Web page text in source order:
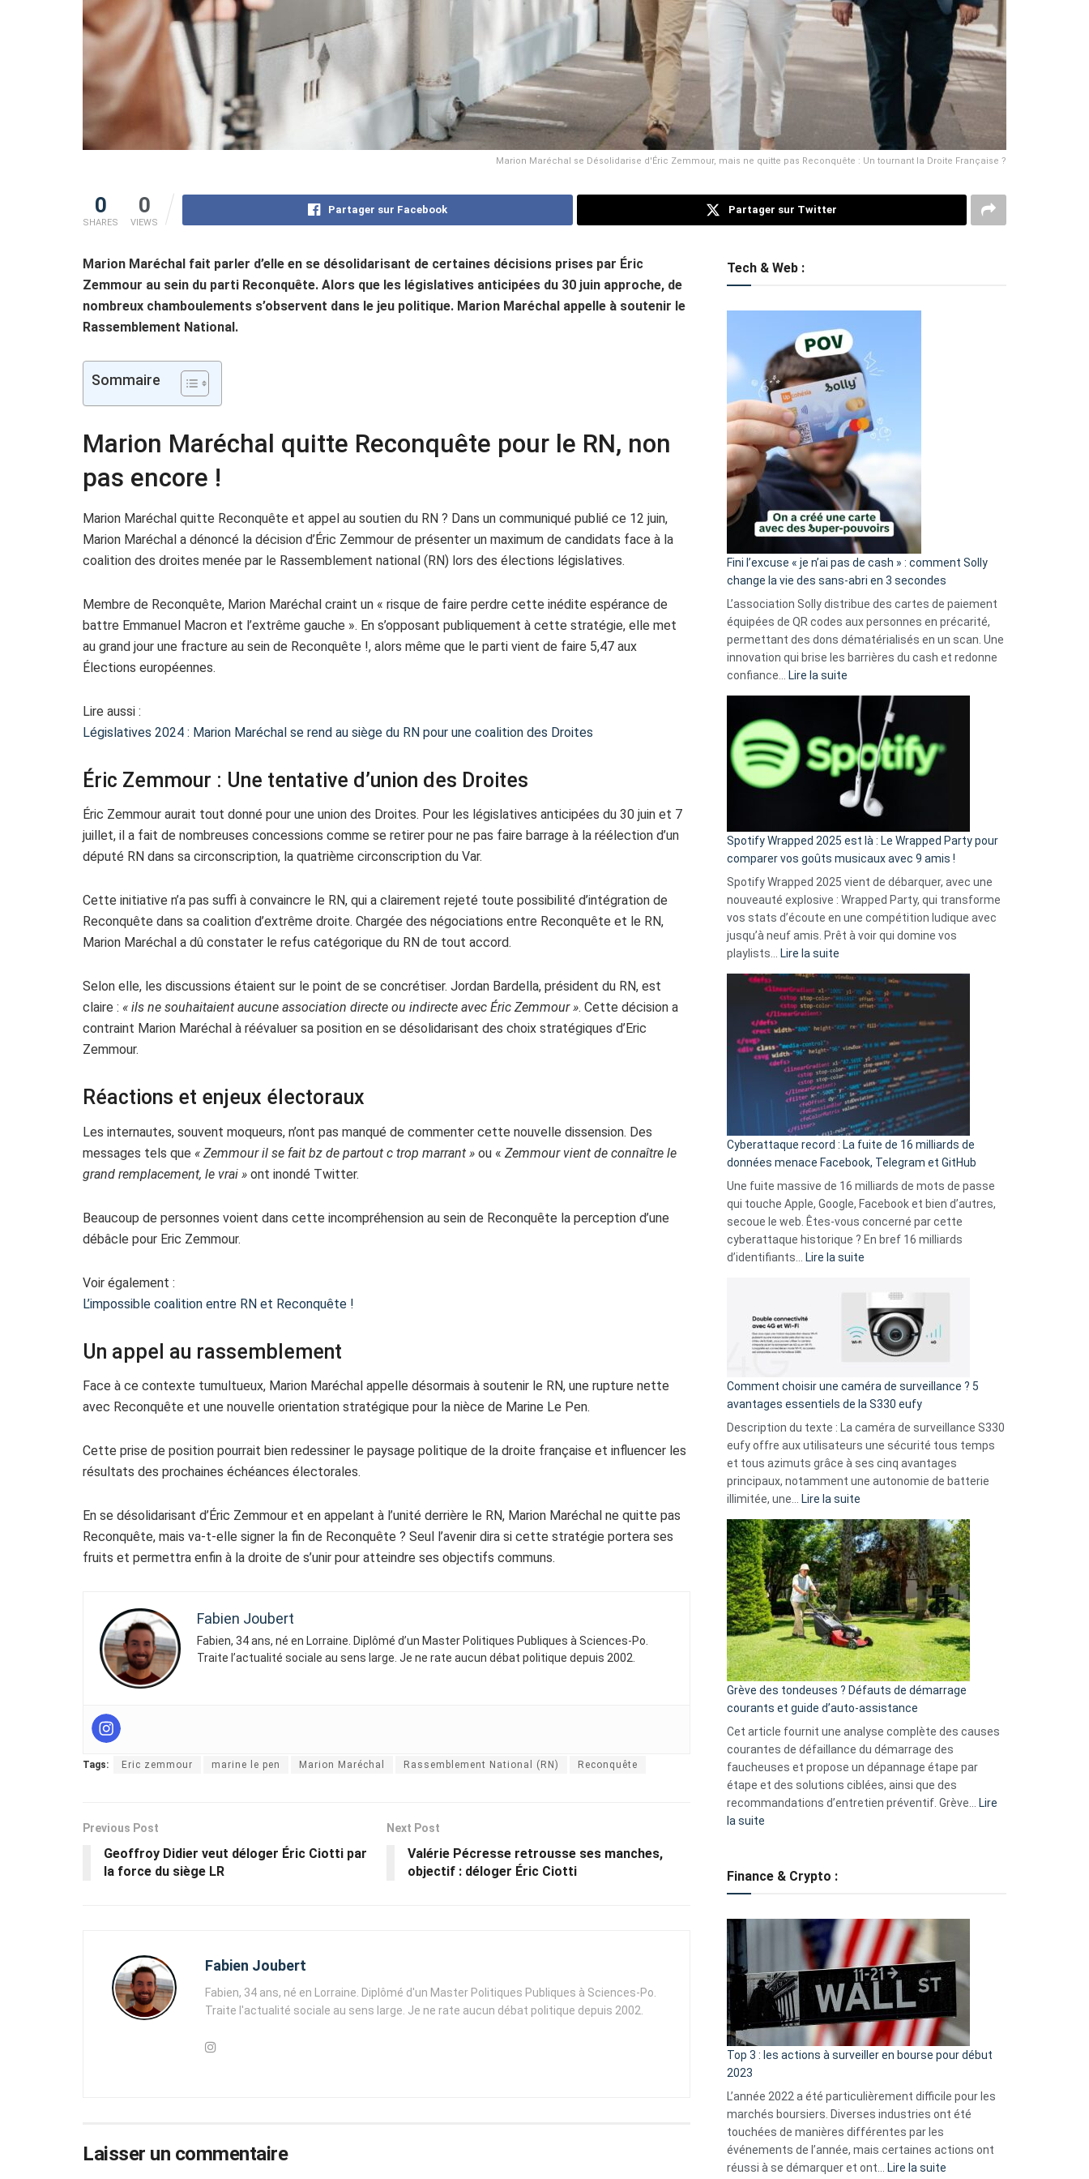
Marion Maréchal se Désolidarise d'Éric Zemmour, mais ne quitte pas Reconquête : Un tournant la Droite Française ?
0
SHARES
0
VIEWS
Partager sur Facebook Partager sur Twitter
Marion Maréchal fait parler d’elle en se désolidarisant de certaines décisions prises par Éric
Zemmour au sein du parti Reconquête. Alors que les législatives anticipées du 30 juin approche, de
nombreux chamboulements s’observent dans le jeu politique. Marion Maréchal appelle à soutenir le
Rassemblement National.
Sommaire
Marion Maréchal quitte Reconquête pour le RN, non
pas encore !
Marion Maréchal quitte Reconquête et appel au soutien du RN ? Dans un communiqué publié ce 12 juin,
Marion Maréchal a dénoncé la décision d’Éric Zemmour de présenter un maximum de candidats face à la
coalition des droites menée par le Rassemblement national (RN) lors des élections législatives.
Membre de Reconquête, Marion Maréchal craint un « risque de faire perdre cette inédite espérance de
battre Emmanuel Macron et l’extrême gauche ». En s’opposant publiquement à cette stratégie, elle met
au grand jour une fracture au sein de Reconquête !, alors même que le parti vient de faire 5,47 aux
Élections européennes.
Lire aussi :
Législatives 2024 : Marion Maréchal se rend au siège du RN pour une coalition des Droites
Éric Zemmour : Une tentative d’union des Droites
Éric Zemmour aurait tout donné pour une union des Droites. Pour les législatives anticipées du 30 juin et 7
juillet, il a fait de nombreuses concessions comme se retirer pour ne pas faire barrage à la réélection d’un
député RN dans sa circonscription, la quatrième circonscription du Var.
Cette initiative n’a pas suffi à convaincre le RN, qui a clairement rejeté toute possibilité d’intégration de
Reconquête dans sa coalition d’extrême droite. Chargée des négociations entre Reconquête et le RN,
Marion Maréchal a dû constater le refus catégorique du RN de tout accord.
Selon elle, les discussions étaient sur le point de se concrétiser. Jordan Bardella, président du RN, est
claire : « ils ne souhaitaient aucune association directe ou indirecte avec Éric Zemmour ». Cette décision a
contraint Marion Maréchal à réévaluer sa position en se désolidarisant des choix stratégiques d’Eric
Zemmour.
Réactions et enjeux électoraux
Les internautes, souvent moqueurs, n’ont pas manqué de commenter cette nouvelle dissension. Des
messages tels que « Zemmour il se fait bz de partout c trop marrant » ou « Zemmour vient de connaître le
grand remplacement, le vrai » ont inondé Twitter.
Beaucoup de personnes voient dans cette incompréhension au sein de Reconquête la perception d’une
débâcle pour Eric Zemmour.
Voir également :
L’impossible coalition entre RN et Reconquête !
Un appel au rassemblement
Face à ce contexte tumultueux, Marion Maréchal appelle désormais à soutenir le RN, une rupture nette
avec Reconquête et une nouvelle orientation stratégique pour la nièce de Marine Le Pen.
Cette prise de position pourrait bien redessiner le paysage politique de la droite française et influencer les
résultats des prochaines échéances électorales.
En se désolidarisant d’Éric Zemmour et en appelant à l’unité derrière le RN, Marion Maréchal ne quitte pas
Reconquête, mais va-t-elle signer la fin de Reconquête ? Seul l’avenir dira si cette stratégie portera ses
fruits et permettra enfin à la droite de s’unir pour atteindre ses objectifs communs.
Fabien Joubert
Fabien, 34 ans, né en Lorraine. Diplômé d’un Master Politiques Publiques à Sciences-Po.
Traite l’actualité sociale au sens large. Je ne rate aucun débat politique depuis 2002.
Tags: Eric zemmour marine le pen Marion Maréchal Rassemblement National (RN) Reconquête
Previous Post
Geoffroy Didier veut déloger Éric Ciotti par
la force du siège LR
Next Post
Valérie Pécresse retrousse ses manches,
objectif : déloger Éric Ciotti
Fabien Joubert
Fabien, 34 ans, né en Lorraine. Diplômé d'un Master Politiques Publiques à Sciences-Po.
Traite l'actualité sociale au sens large. Je ne rate aucun débat politique depuis 2002.
Laisser un commentaire
Tech & Web :
Fini l’excuse « je n’ai pas de cash » : comment Solly
change la vie des sans-abri en 3 secondes
L’association Solly distribue des cartes de paiement
équipées de QR codes aux personnes en précarité,
permettant des dons dématérialisés en un scan. Une
innovation qui brise les barrières du cash et redonne
confiance… Lire la suite
Fini
l’excuse
je
n’ai
pas
de
cash
»
Solly
change
la
vie
sans-
abri
en
3
secondes
Spotify Wrapped 2025 est là : Le Wrapped Party pour
comparer vos goûts musicaux avec 9 amis !
Spotify Wrapped 2025 vient de débarquer, avec une
nouveauté explosive : Wrapped Party, qui transforme
vos stats d’écoute en une compétition ludique avec
jusqu’à neuf amis. Prêt à voir qui domine vos
playlists… Lire la suite
Spotify
Wrapped
2025
est
:
Le
Wrapped
Party
pour
comparer
vos
goûts
musicaux
avec
9
amis
Cyberattaque record : La fuite de 16 milliards de
données menace Facebook, Telegram et GitHub
Une fuite massive de 16 milliards de mots de passe
qui touche Apple, Google, Facebook et bien d’autres,
secoue le web. Êtes-vous concerné par cette
cyberattaque historique ? En bref 16 milliards
d’identifiants… Lire la suite
record
La
fuite
16
milliards
données
menace
Facebook,
Telegram
GitHub
Comment choisir une caméra de surveillance ? 5
avantages essentiels de la S330 eufy
Description du texte : La caméra de surveillance S330
eufy offre aux utilisateurs une sécurité tous temps
et tous azimuts grâce à ses cinq avantages
principaux, notamment une autonomie de batterie
illimitée, une… Lire la suite
Comment
choisir
une
caméra
de
surveillance
?
5
avantages
essentiels
de
la
S330
eufy
Grève des tondeuses ? Défauts de démarrage
courants et guide d’auto-assistance
Cet article fournit une analyse complète des causes
courantes de défaillance du démarrage des
faucheuses et propose un dépannage étape par
étape et des solutions ciblées, ainsi que des
recommandations d’entretien préventif. Grève… Lire
la suite
tondeuses
démarrage
courants
et
guide
d’auto-
assistance
Finance & Crypto :
Top 3 : les actions à surveiller en bourse pour début
2023
L’année 2022 a été particulièrement difficile pour les
marchés boursiers. Diverses industries ont été
touchées de manières différentes par les
événements de l’année, mais certaines actions ont
réussi à se démarquer et ont… Lire la suite